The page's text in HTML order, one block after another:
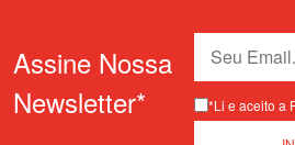
Assine Nossa
Newsletter*
*Li e aceito a